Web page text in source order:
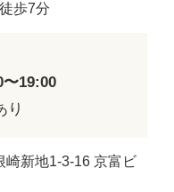
歩7分
19:00
り
新地1-3-16 京富ビ